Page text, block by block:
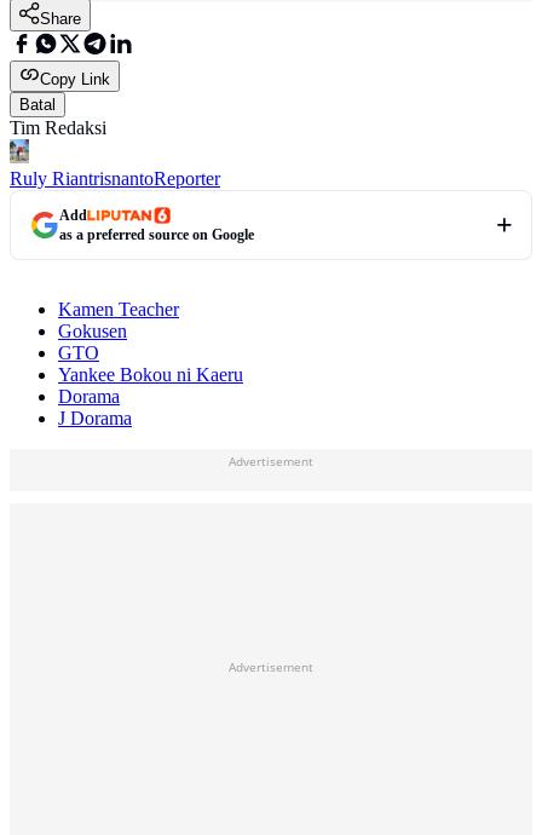
Share
Copy Link
Batal
Tim Redaksi
Ruly RiantrisnantoReporter
Add
as a preferred source on Google
Kamen Teacher
Gokusen
GTO
Yankee Bokou ni Kaeru
Dorama
J Dorama
Advertisement
Advertisement